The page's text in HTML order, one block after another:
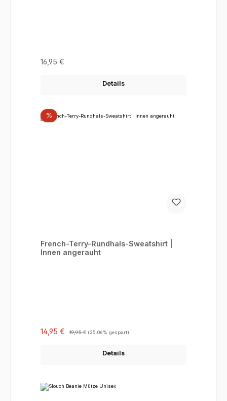
Regulärer Preis:
16,95 €
Details
%Rabatt
French-Terry-Rundhals-Sweatshirt |
Innen angerauht
Verkaufspreis:
14,95 € Regulärer Preis:
19,95 € (25.06% gespart)
Details